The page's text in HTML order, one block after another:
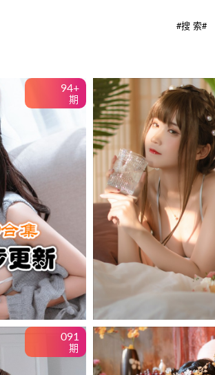
#搜 索#
Search
for:
94+
期
091
期